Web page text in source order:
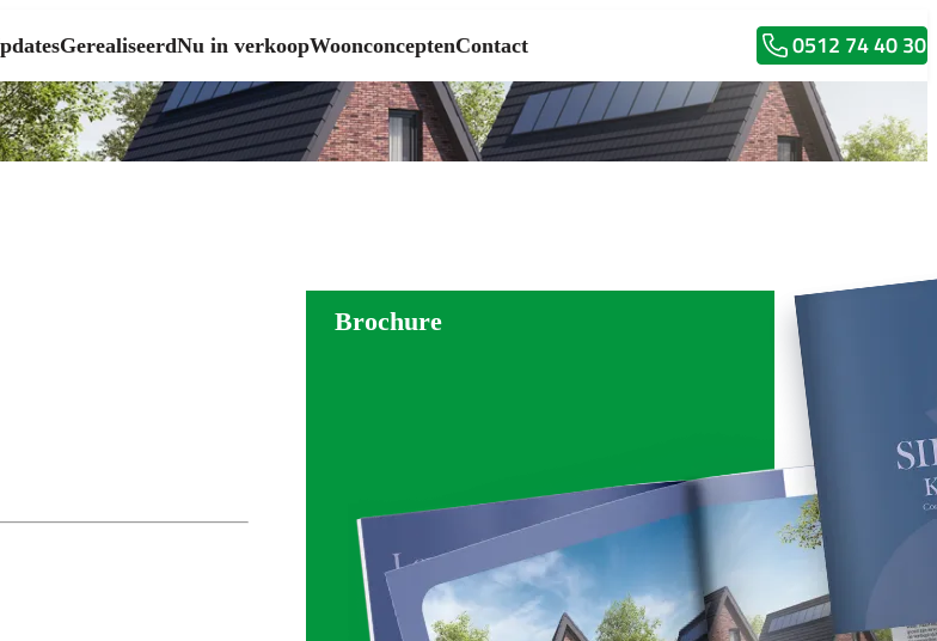
GerealiseerdNu in verkoopWoonconceptenContact 0512 74 40 30
Brochure